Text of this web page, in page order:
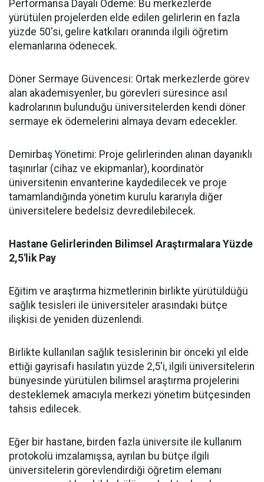
​Performansa Dayalı Ödeme: Bu merkezlerde
yürütülen projelerden elde edilen gelirlerin en fazla
yüzde 50'si, gelire katkıları oranında ilgili öğretim
elemanlarına ödenecek.
​Döner Sermaye Güvencesi: Ortak merkezlerde görev
alan akademisyenler, bu görevleri süresince asıl
kadrolarının bulunduğu üniversitelerden kendi döner
sermaye ek ödemelerini almaya devam edecekler.
​Demirbaş Yönetimi: Proje gelirlerinden alınan dayanıklı
taşınırlar (cihaz ve ekipmanlar), koordinatör
üniversitenin envanterine kaydedilecek ve proje
tamamlandığında yönetim kurulu kararıyla diğer
üniversitelere bedelsiz devredilebilecek.
​Hastane Gelirlerinden Bilimsel Araştırmalara Yüzde
2,5'lik Pay
​Eğitim ve araştırma hizmetlerinin birlikte yürütüldüğü
sağlık tesisleri ile üniversiteler arasındaki bütçe
ilişkisi de yeniden düzenlendi.
​Birlikte kullanılan sağlık tesislerinin bir önceki yıl elde
ettiği gayrisafi hasılatın yüzde 2,5'i, ilgili üniversitelerin
bünyesinde yürütülen bilimsel araştırma projelerini
desteklemek amacıyla merkezi yönetim bütçesinden
tahsis edilecek.
​Eğer bir hastane, birden fazla üniversite ile kullanım
protokolü imzalamışsa, ayrılan bu bütçe ilgili
üniversitelerin görevlendirdiği öğretim elemanı